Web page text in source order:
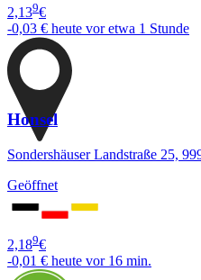
2,139€
-0,03 € heute vor etwa 1 Stunde
Honsel
Sondershäuser Landstraße 25,
Geöffnet
2,189€
-0,01 € heute vor 16 min.